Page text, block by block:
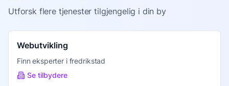
Utforsk flere tjenester tilgjengelig i din by
Webutvikling
Finn eksperter i fredrikstad
Se tilbydere